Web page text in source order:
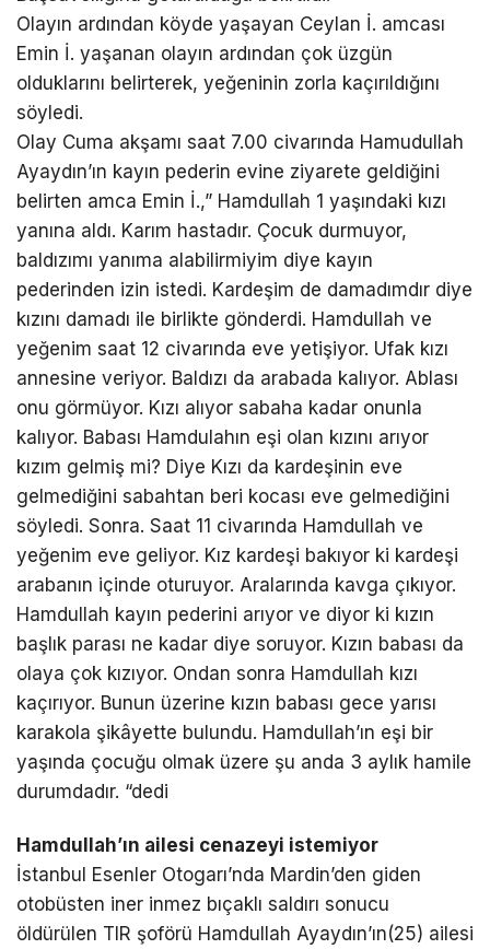
Olayın ardından köyde yaşayan Ceylan İ. amcası
Emin İ. yaşanan olayın ardından çok üzgün
olduklarını belirterek, yeğeninin zorla kaçırıldığını
söyledi.
Olay Cuma akşamı saat 7.00 civarında Hamudullah
Ayaydın’ın kayın pederin evine ziyarete geldiğini
belirten amca Emin İ.,” Hamdullah 1 yaşındaki kızı
yanına aldı. Karım hastadır. Çocuk durmuyor,
baldızımı yanıma alabilirmiyim diye kayın
pederinden izin istedi. Kardeşim de damadımdır diye
kızını damadı ile birlikte gönderdi. Hamdullah ve
yeğenim saat 12 civarında eve yetişiyor. Ufak kızı
annesine veriyor. Baldızı da arabada kalıyor. Ablası
onu görmüyor. Kızı alıyor sabaha kadar onunla
kalıyor. Babası Hamdulahın eşi olan kızını arıyor
kızım gelmiş mi? Diye Kızı da kardeşinin eve
gelmediğini sabahtan beri kocası eve gelmediğini
söyledi. Sonra. Saat 11 civarında Hamdullah ve
yeğenim eve geliyor. Kız kardeşi bakıyor ki kardeşi
arabanın içinde oturuyor. Aralarında kavga çıkıyor.
Hamdullah kayın pederini arıyor ve diyor ki kızın
başlık parası ne kadar diye soruyor. Kızın babası da
olaya çok kızıyor. Ondan sonra Hamdullah kızı
kaçırıyor. Bunun üzerine kızın babası gece yarısı
karakola şikâyette bulundu. Hamdullah’ın eşi bir
yaşında çocuğu olmak üzere şu anda 3 aylık hamile
durumdadır. “dedi
Hamdullah’ın ailesi cenazeyi istemiyor
İstanbul Esenler Otogarı’nda Mardin’den giden
otobüsten iner inmez bıçaklı saldırı sonucu
öldürülen TIR şoförü Hamdullah Ayaydın’ın(25) ailesi